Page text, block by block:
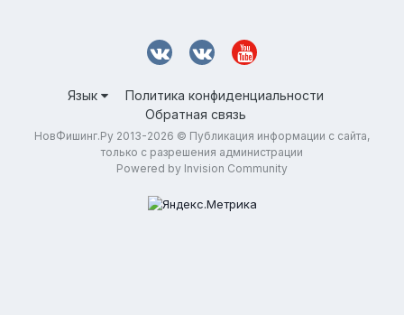
Язык
Политика конфиденциальности
Обратная связь
НовФишинг.Ру 2013-2026 © Публикация информации с сайта,
только с разрешения администрации
Powered by Invision Community